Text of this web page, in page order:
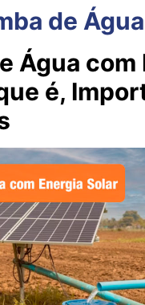
de Água
Água com
é,